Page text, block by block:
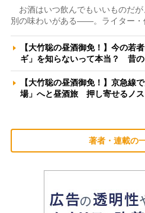
お酒はいつ飲んでもいいものだ
別の味わいがある――。ライター・
【大竹聡の昼酒御免！】今の若
ギ」を知らないって本当？ 昔
【大竹聡の昼酒御免！】京急線
場」へと昼酒旅 押し寄せるノ
著者・連載の